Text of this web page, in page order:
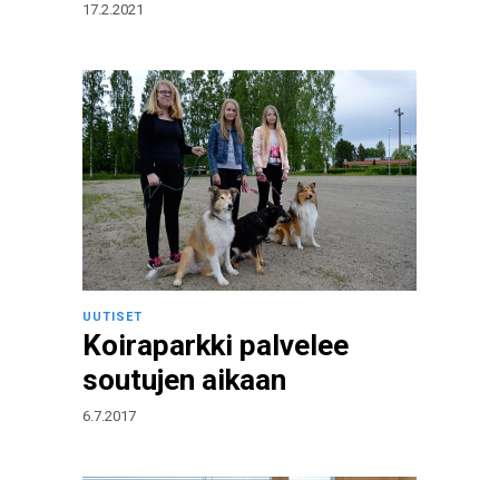
17.2.2021
UUTISET
Koiraparkki palvelee
soutujen aikaan
6.7.2017